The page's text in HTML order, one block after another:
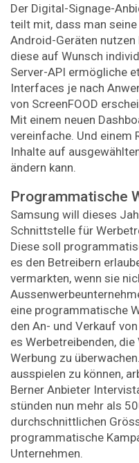
Der Digital-Signage-
teilt mit, dass man
Android-Geräten nutzen
diese auf Wunsch
Server-API ermögliche
Interfaces je nach
von ScreenFOOD
Mit einem neuen
vereinfache. Und einem
Inhalte auf
ändern kann.
Programmatische
Samsung will dieses
Schnittstelle für
Diese soll
es den Betreibern
vermarkten, wenn sie
eine programmatische
den An- und Verkauf
es Werbetreibenden,
Werbung zu
ausspielen zu können,
Berner Anbieter
stünden nun mehr als
durchschnittlichen
programmatische
Unternehmen.